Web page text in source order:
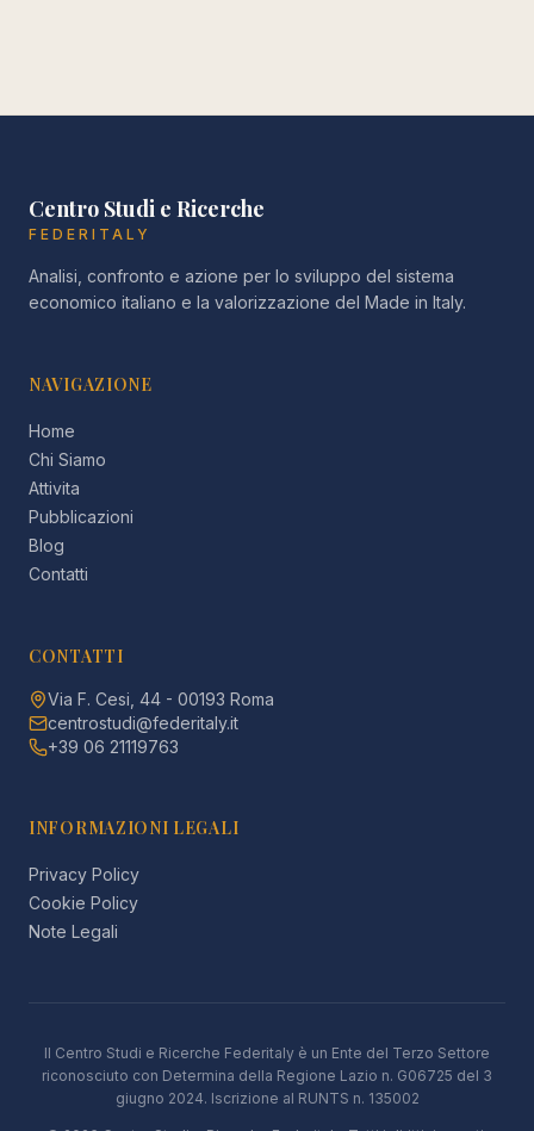
Centro Studi e Ricerche
FEDERITALY
Analisi, confronto e azione per lo sviluppo del sistema
economico italiano e la valorizzazione del Made in Italy.
NAVIGAZIONE
Home
Chi Siamo
Attivita
Pubblicazioni
Blog
Contatti
CONTATTI
Via F. Cesi, 44 - 00193 Roma
centrostudi@federitaly.it
+39 06 21119763
INFORMAZIONI LEGALI
Privacy Policy
Cookie Policy
Note Legali
Il Centro Studi e Ricerche Federitaly è un Ente del Terzo Settore
riconosciuto con Determina della Regione Lazio n. G06725 del 3
giugno 2024. Iscrizione al RUNTS n. 135002